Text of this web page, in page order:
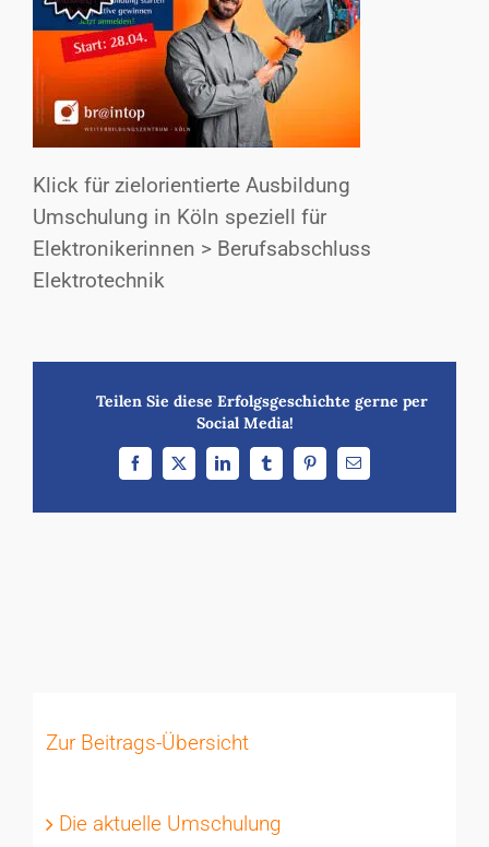
Klick für zielorientierte Ausbildung
Umschulung in Köln speziell für
Elektronikerinnen > Berufsabschluss
Elektrotechnik
Teilen Sie diese Erfolgsgeschichte gerne per
Social Media!
Facebook
X LinkedInTumblrPinterest
E-
Mail
Zur Beitrags-Übersicht
Die aktuelle Umschulung